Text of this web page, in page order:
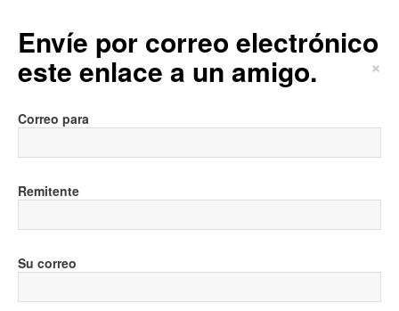
Envíe por correo electrónico
este enlace a un amigo. ×
Correo para
Remitente
Su correo